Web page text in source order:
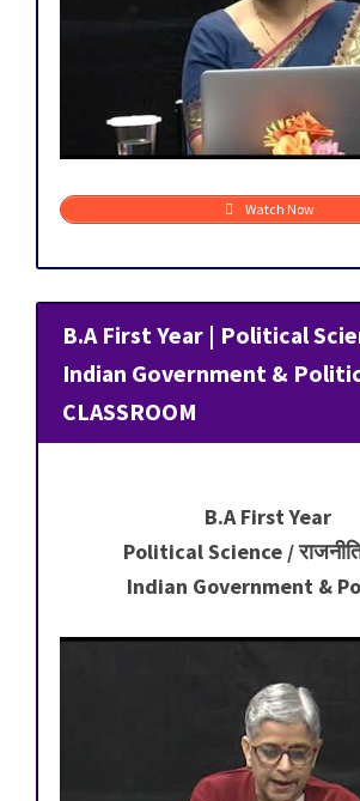
Watch Now
B.A First Year | Political
Indian Government &
CLASSROOM
B.A First Year
Political Science / राजनीति
Indian Government &